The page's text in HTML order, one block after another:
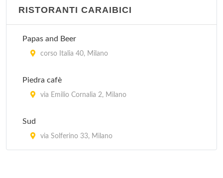
via Gaetana Agnesi 17, Milano
RISTORANTI CARAIBICI
Papas and Beer
corso Italia 40, Milano
Piedra cafè
via Emilio Cornalia 2, Milano
Sud
via Solferino 33, Milano